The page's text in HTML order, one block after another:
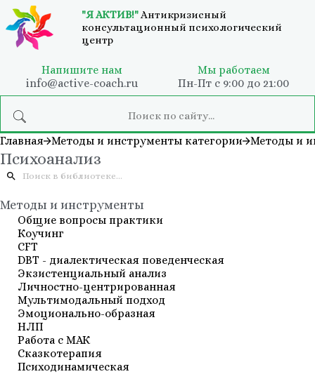
"Я АКТИВ!"Антикризисный
консультационный психологический
центр
Напишите нам
info@active-coach.ru
Мы работаем
Пн-Пт с 9:00 до 21:00
Главная Методы и инструменты категории Методы и
Психоанализ
Методы и инструменты
Общие вопросы практики
Коучинг
СFT
DBT - диалектическая поведенческая
Экзистенциальный анализ
Личностно-центрированная
Мультимодальный подход
Эмоционально-образная
НЛП
Работа с МАК
Сказкотерапия
Психодинамическая